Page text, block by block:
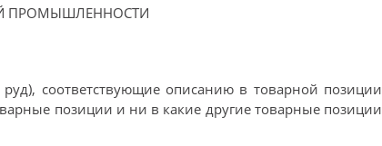
ПРОМЫШЛЕННОСТИ
соответствующие описанию в товарной позиции
позиции и ни в какие другие товарные позиции